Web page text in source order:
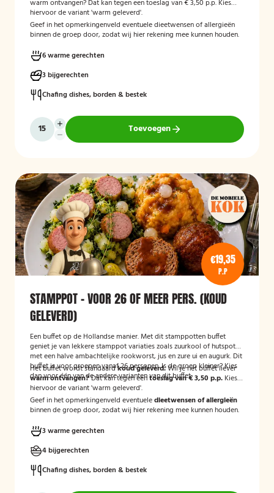
warm ontvangen? Dat kan tegen een toeslag van € 3,50 p.p. Kies
hiervoor de variant 'warm geleverd'.
Geef in het opmerkingenveld eventuele dieetwensen of allergieën
binnen de groep door, zodat wij hier rekening mee kunnen houden.
6 warme gerechten
3 bijgerechten
Chafing dishes, borden & bestek
Toevoegen
€19,35
P.P
STAMPPOT - VOOR 26 OF MEER PERS. (KOUD
GELEVERD)
Een buffet op de Hollandse manier. Met dit stamppotten buffet
geniet je van lekkere stamppot variaties zoals zuurkool of hutspot
met een halve ambachtelijke rookworst, jus en zure ui en augurk. Dit
buffet is voor groepen vanaf 26 personen. Is de groep kleiner? Kies
dan voor één van de andere varianten van dit buffet.
Het buffet wordt standaardkoud geleverd.Wil je het buffet liever
warm ontvangen?Dat kan tegen eentoeslag van € 3,50 p.p. Kies
hiervoor de variant 'warm geleverd'.
Geef in het opmerkingenveld eventueledieetwensen of allergieën
binnen de groep door, zodat wij hier rekening mee kunnen houden.
3 warme gerechten
4 bijgerechten
Chafing dishes, borden & bestek